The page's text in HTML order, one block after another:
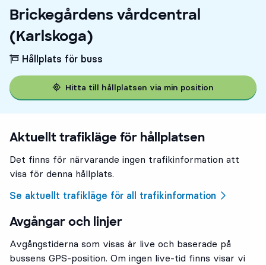
Brickegårdens vårdcentral
(Karlskoga)
Hållplats för buss
Hitta till hållplatsen via min position
Aktuellt trafikläge för hållplatsen
Det finns för närvarande ingen trafikinformation att
visa för denna hållplats.
Se aktuellt trafikläge för all trafikinformation
Avgångar och linjer
Avgångstiderna som visas är live och baserade på
bussens GPS-position. Om ingen live-tid finns visar vi